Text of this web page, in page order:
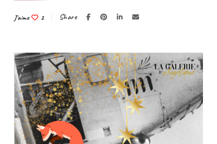
J'aime 2 Share